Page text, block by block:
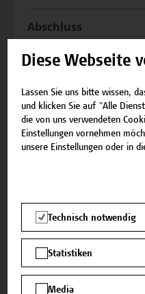
Abschluss
Das
besteht aus 12
erfolgreicher
die Teilnehmer*innen
Affairs Practitioner“
Vortragende
Veranstaltungsort
Diese Webseite
Lassen Sie uns bitte wissen,
und klicken Sie auf "Alle
die von uns verwendeten
Einstellungen vornehmen
unsere Einstellungen oder in
Technisch notwendig
Statistiken
Media